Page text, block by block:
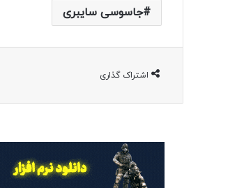
جاسوسی سایبری
اشتراک گذاری